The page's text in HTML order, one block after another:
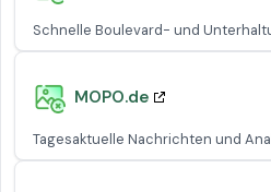
Schnelle Boulevard- und
MOPO.de
Tagesaktuelle Nachrichten und